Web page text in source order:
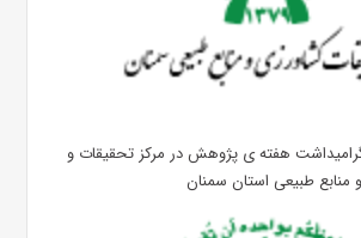
هفته ی پژوهش در مرکز تحقیقات و
طبیعی استان سمنان